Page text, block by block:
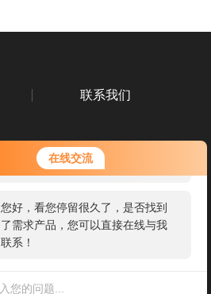
在线交流
您好！欢迎前来咨询，很高兴为您
服务，请问您要咨询什么问题呢？
您好，看您停留很久了，是否找到
了需求产品，您可以直接在线与我
联系！
联系我们